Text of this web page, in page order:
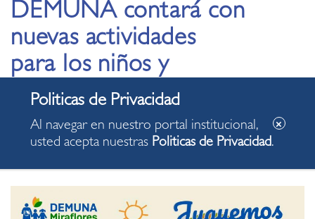
DEMUNA contará con
nuevas actividades
para los niños y
adolescentes de
Miraflores
Al navegar en nuestro portal institucional,
usted acepta nuestras Politicas de Privacidad.